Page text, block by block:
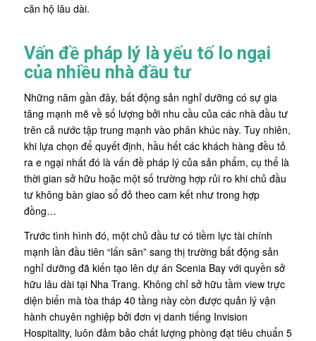
căn hộ lâu dài.
Vấn đề pháp lý là yếu tố lo ngại
của nhiều nhà đầu tư
Những năm gần đây, bất động sản nghỉ dưỡng có sự gia
tăng mạnh mẽ về số lượng bởi nhu cầu của các nhà đầu tư
trên cả nước tập trung mạnh vào phân khúc này. Tuy nhiên,
khi lựa chọn để quyết định, hầu hết các khách hàng đều tỏ
ra e ngại nhất đó là vấn đề pháp lý của sản phẩm, cụ thể là
thời gian sở hữu hoặc một số trường hợp rủi ro khi chủ đầu
tư không bàn giao sổ đỏ theo cam kết như trong hợp
đồng…
Trước tình hình đó, một chủ đầu tư có tiềm lực tài chính
mạnh lần đầu tiên “lấn sân” sang thị trường bất động sản
nghỉ dưỡng đã kiến tạo lên dự án Scenia Bay với quyền sở
hữu lâu dài tại Nha Trang. Không chỉ sở hữu tầm view trực
diện biển mà tòa tháp 40 tầng này còn được quản lý vận
hành chuyên nghiệp bởi đơn vị danh tiếng Invision
Hospitality, luôn đảm bảo chất lượng phòng đạt tiêu chuẩn 5